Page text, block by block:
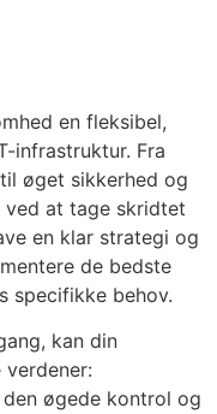
en fleksibel,
infrastruktur. Fra
øget sikkerhed og
ved at tage skridtet
en klar strategi og
de bedste
specifikke behov.
kan din
øgede kontrol og